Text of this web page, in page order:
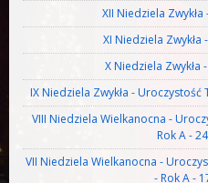
XII Niedziela
XI Niedziela Zwykła
X Niedziela Zwykła
IX Niedziela Zwykła -
VIII Niedziela Wielkanocna -
Rok A -
VII Niedziela Wielkanocna -
- Rok A -